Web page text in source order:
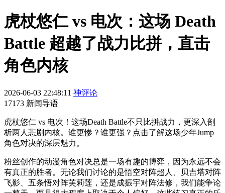
虎杖悠仁 vs 电次：这场 Death
Battle 超越了战力比拼，直击
角色内核
2026-06-03 22:48:11 神评论
17173 新闻导语
虎杖悠仁 vs 电次！这场Death Battle不只比拼战力，更深入剖
析两人悲剧内核。谁更惨？谁更强？点击了解这场少年Jump
角色对决的深层魅力。
粉丝创作的动漫角色对决总是一场有趣的博弈，因为永远不会
有真正的胜者。无论我们讨论的是悟空对阵超人、贝吉塔对阵
飞影、五条悟对阵芙莉莲，还是成振宇对阵法修，我们能争论